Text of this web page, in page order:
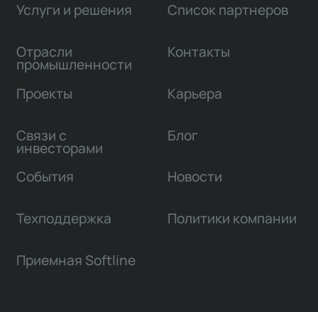
Услуги и решения
Отрасли
промышленности
Проекты
Связи с
инвесторами
Список партнеров
Контакты
Карьера
Блог
События Новости
Техподдержка Политики компании
Приемная Softline